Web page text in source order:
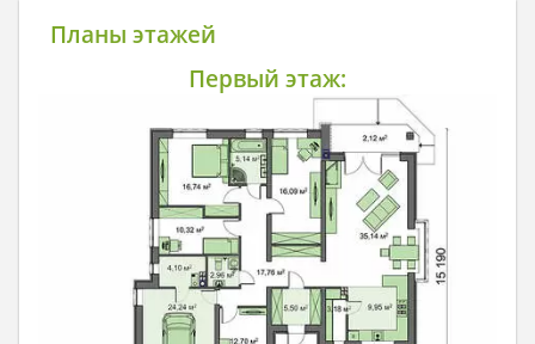
Планы этажей
Первый этаж: